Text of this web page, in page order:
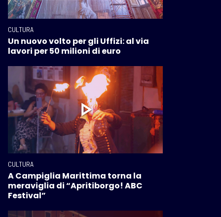
CULTURA
Un nuovo volto per gli Uffizi: al via
lavori per 50 milioni di euro
CULTURA
A Campiglia Marittima torna la
meraviglia di “Apritiborgo! ABC
Festival”